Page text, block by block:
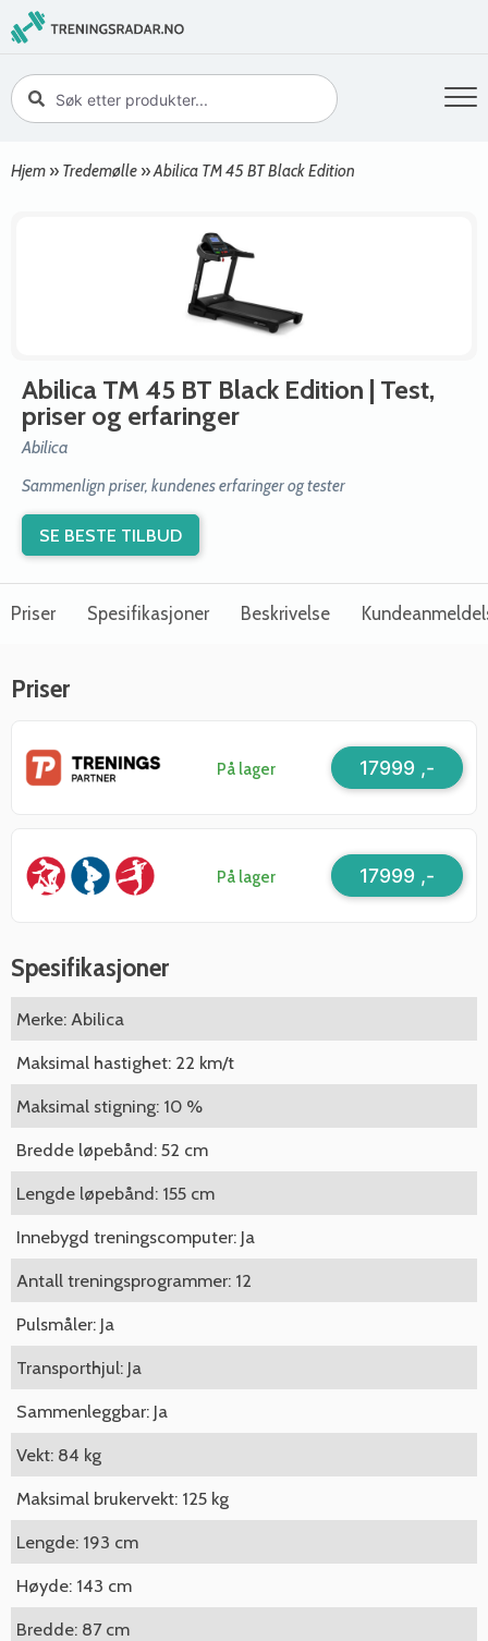
Hjem » Tredemølle »Abilica TM 45 BT Black Edition
Abilica TM 45 BT Black Edition | Test,
priser og erfaringer
Abilica
Sammenlign priser, kundenes erfaringer og tester
SE BESTE TILBUD
Priser Spesifikasjoner Beskrivelse
Priser
På lager 17999 ,-
På lager 17999 ,-
Spesifikasjoner
Merke: Abilica
Maksimal hastighet: 22 km/t
Maksimal stigning: 10 %
Bredde løpebånd: 52 cm
Lengde løpebånd: 155 cm
Innebygd treningscomputer: Ja
Antall treningsprogrammer: 12
Pulsmåler: Ja
Transporthjul: Ja
Sammenleggbar: Ja
Vekt: 84 kg
Maksimal brukervekt: 125 kg
Lengde: 193 cm
Høyde: 143 cm
Bredde: 87 cm